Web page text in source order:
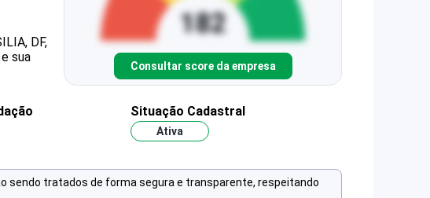
DF,
e sua
Consultar score da empresa
Situação Cadastral
Ativa
sendo tratados de forma segura e transparente, respeitando